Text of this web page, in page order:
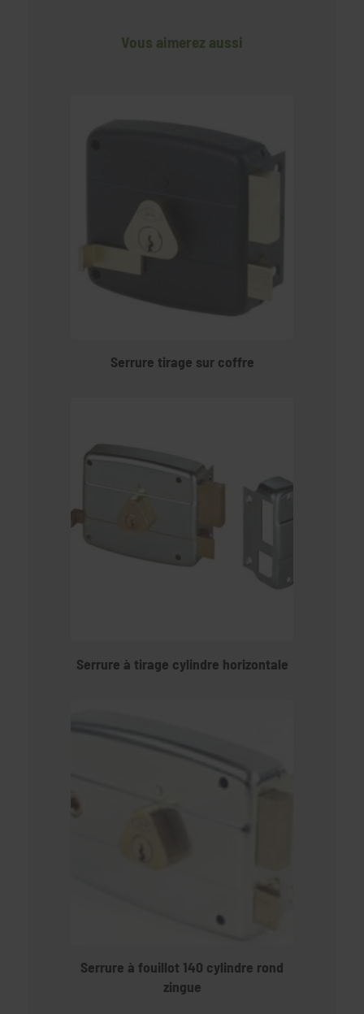
Vous aimerez aussi
Serrure tirage sur coffre
Serrure à tirage cylindre horizontale
Serrure à fouillot 140 cylindre rond
zingue